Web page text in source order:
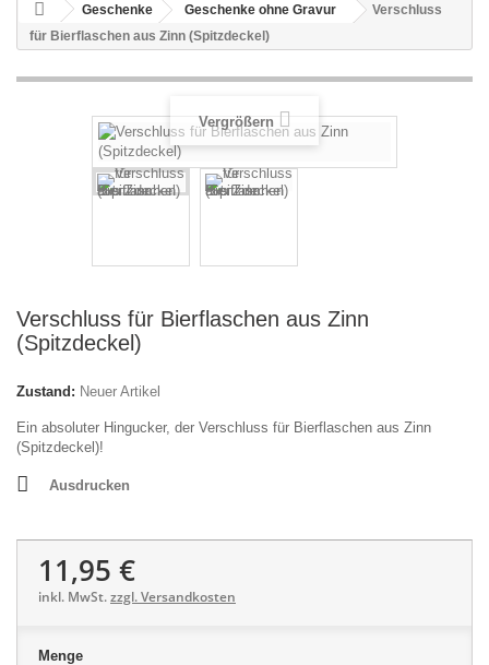
Geschenke Geschenke ohne Gravur
Verschluss
für Bierflaschen aus Zinn (Spitzdeckel)
Vergrößern
Verschluss für Bierflaschen aus Zinn
(Spitzdeckel)
Zustand: Neuer Artikel
Ein absoluter Hingucker, der Verschluss für Bierflaschen aus Zinn
(Spitzdeckel)!
Ausdrucken
11,95 €
inkl. MwSt.zzgl. Versandkosten
Menge